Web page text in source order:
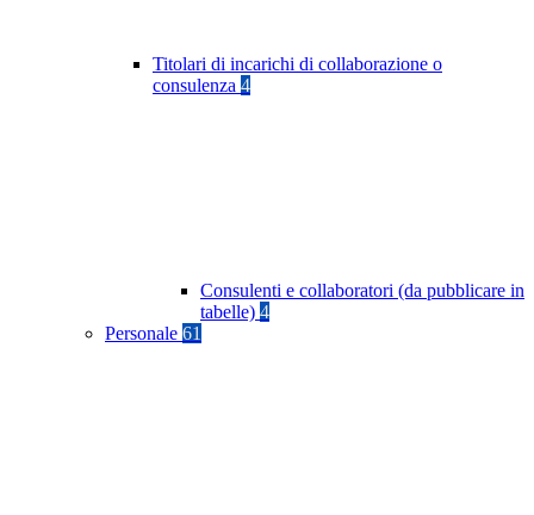
Titolari di incarichi di collaborazione o
consulenza 4
Consulenti e collaboratori (da pubblicare in
tabelle) 4
Personale 61